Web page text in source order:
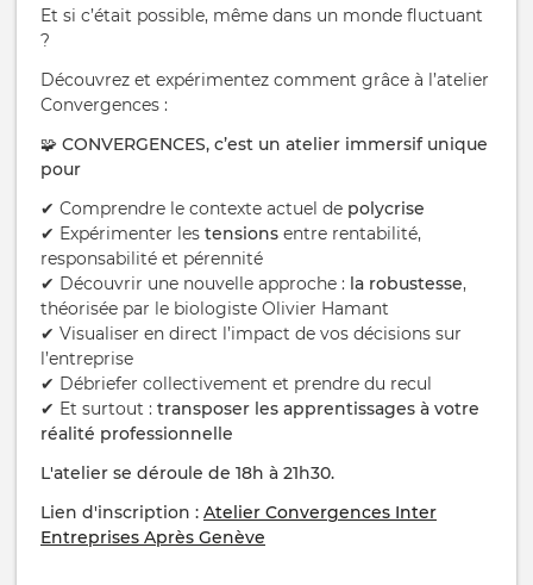
Et si c’était possible, même dans un monde fluctuant
?
Découvrez et expérimentez comment grâce à l’atelier
Convergences :
🧩 CONVERGENCES, c’est un atelier immersif unique
pour
✔ Comprendre le contexte actuel de polycrise
✔ Expérimenter les tensions entre rentabilité,
responsabilité et pérennité
✔ Découvrir une nouvelle approche : la robustesse,
théorisée par le biologiste Olivier Hamant
✔ Visualiser en direct l’impact de vos décisions sur
l’entreprise
✔ Débriefer collectivement et prendre du recul
✔ Et surtout : transposer les apprentissages à votre
réalité professionnelle
L'atelier se déroule de 18h à 21h30.
Lien d'inscription : Atelier Convergences Inter
Entreprises Après Genève